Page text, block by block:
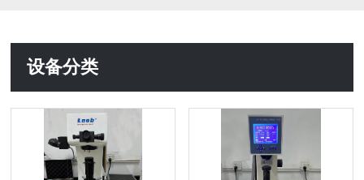
设备分类